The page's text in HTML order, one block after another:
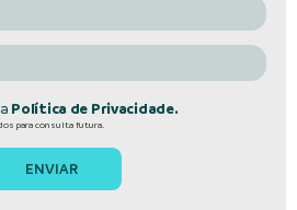
Política de Privacidade.
para consulta futura.